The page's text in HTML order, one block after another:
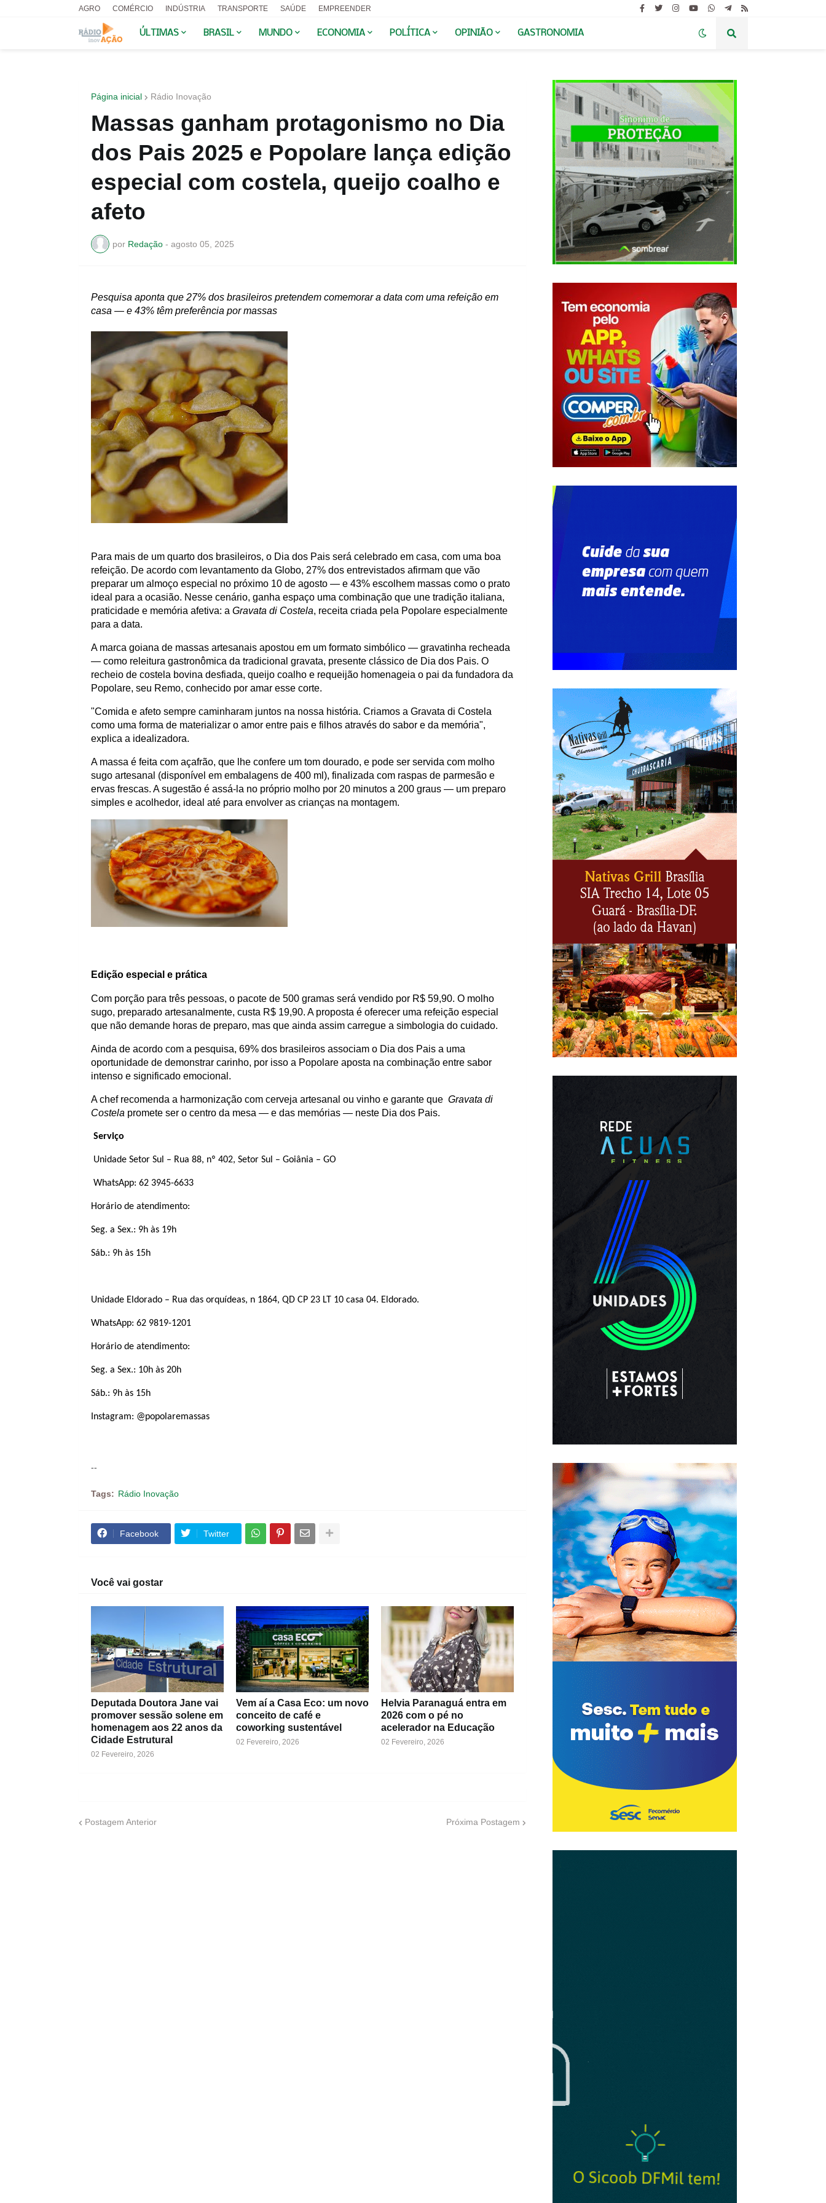
AGRO COMÉRCIO INDÚSTRIA TRANSPORTE SAÚDE EMPREENDER
ÚLTIMAS BRASIL MUNDO ECONOMIA POLÍTICA OPINIÃO GASTRONOMIA
Página inicial Rádio Inovação
Massas ganham protagonismo no Dia
dos Pais 2025 e Popolare lança edição
especial com costela, queijo coalho e
afeto
por Redação - agosto 05, 2025
Pesquisa aponta que 27% dos brasileiros pretendem comemorar a data com uma refeição em
casa — e 43% têm preferência por massas
Para mais de um quarto dos brasileiros, o Dia dos Pais será celebrado em casa, com uma boa
refeição. De acordo com levantamento da Globo, 27% dos entrevistados afirmam que vão
preparar um almoço especial no próximo 10 de agosto — e 43% escolhem massas como o prato
ideal para a ocasião. Nesse cenário, ganha espaço uma combinação que une tradição italiana,
praticidade e memória afetiva: a Gravata di Costela, receita criada pela Popolare especialmente
para a data.
A marca goiana de massas artesanais apostou em um formato simbólico — gravatinha recheada
— como releitura gastronômica da tradicional gravata, presente clássico de Dia dos Pais. O
recheio de costela bovina desfiada, queijo coalho e requeijão homenageia o pai da fundadora da
Popolare, seu Remo, conhecido por amar esse corte.
"Comida e afeto sempre caminharam juntos na nossa história. Criamos a Gravata di Costela
como uma forma de materializar o amor entre pais e filhos através do sabor e da memória",
explica a idealizadora.
A massa é feita com açafrão, que lhe confere um tom dourado, e pode ser servida com molho
sugo artesanal (disponível em embalagens de 400 ml), finalizada com raspas de parmesão e
ervas frescas. A sugestão é assá-la no próprio molho por 20 minutos a 200 graus — um preparo
simples e acolhedor, ideal até para envolver as crianças na montagem.
Edição especial e prática
Com porção para três pessoas, o pacote de 500 gramas será vendido por R$ 59,90. O molho
sugo, preparado artesanalmente, custa R$ 19,90. A proposta é oferecer uma refeição especial
que não demande horas de preparo, mas que ainda assim carregue a simbologia do cuidado.
Ainda de acordo com a pesquisa, 69% dos brasileiros associam o Dia dos Pais a uma
oportunidade de demonstrar carinho, por isso a Popolare aposta na combinação entre sabor
intenso e significado emocional.
A chef recomenda a harmonização com cerveja artesanal ou vinho e garante que Gravata di
Costela promete ser o centro da mesa — e das memórias — neste Dia dos Pais.
Serviço
Unidade Setor Sul – Rua 88, nº 402, Setor Sul – Goiânia – GO
WhatsApp: 62 3945-6633
Horário de atendimento:
Seg. a Sex.: 9h às 19h
Sáb.: 9h às 15h
Unidade Eldorado – Rua das orquídeas, n 1864, QD CP 23 LT 10 casa 04. Eldorado.
WhatsApp: 62 9819-1201
Horário de atendimento:
Seg. a Sex.: 10h às 20h
Sáb.: 9h às 15h
Instagram: @popolaremassas
--
Tags: Rádio Inovação
Facebook Twitter
Você vai gostar
Deputada Doutora Jane vai
promover sessão solene em
homenagem aos 22 anos da
Cidade Estrutural
02 Fevereiro, 2026
Vem aí a Casa Eco: um novo
conceito de café e
coworking sustentável
02 Fevereiro, 2026
Helvia Paranaguá entra em
2026 com o pé no
acelerador na Educação
02 Fevereiro, 2026
Postagem Anterior Próxima Postagem